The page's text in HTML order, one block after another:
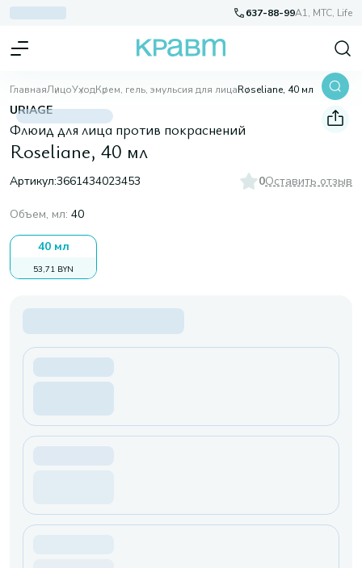
637-88-99A1, МТС, Life
ГлавнаяЛицоУходКрем, гель, эмульсия для лицаRoseliane, 40 мл
URIAGE
Флюид для лица против покраснений
Roseliane, 40 мл
Артикул:3661434023453 0Оставить отзыв
Объем, мл: 40
40 мл
53,71 BYN